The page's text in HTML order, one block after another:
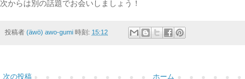
次からは別の話題でお会いしましょう！
投稿者 (äwö) awo-gumi 時刻: 15:12
次の投稿 ホーム